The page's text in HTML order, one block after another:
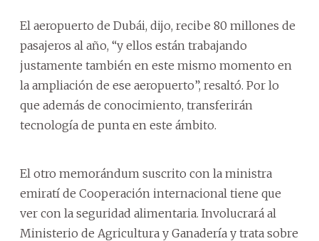
El aeropuerto de Dubái, dijo, recibe 80 millones de
pasajeros al año, “y ellos están trabajando
justamente también en este mismo momento en
la ampliación de ese aeropuerto”, resaltó. Por lo
que además de conocimiento, transferirán
tecnología de punta en este ámbito.
El otro memorándum suscrito con la ministra
emiratí de Cooperación internacional tiene que
ver con la seguridad alimentaria. Involucrará al
Ministerio de Agricultura y Ganadería y trata sobre